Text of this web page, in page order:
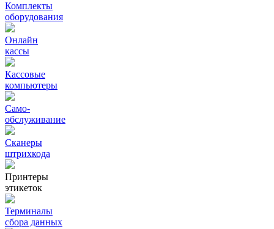
Комплекты
оборудования
Онлайн
кассы
Кассовые
компьютеры
Само-
обслуживание
Сканеры
штрихкода
Принтеры
этикеток
Терминалы
сбора данных